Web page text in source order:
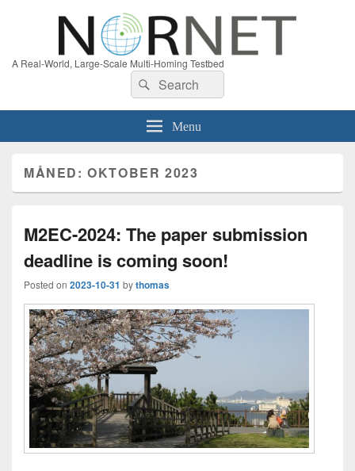
A Real-World, Large-Scale Multi-Homing Testbed
Search
for:
Search
Menu
MÅNED:OKTOBER 2023
M2EC-2024: The paper submission
deadline is coming soon!
Posted on 2023-10-31 bythomas